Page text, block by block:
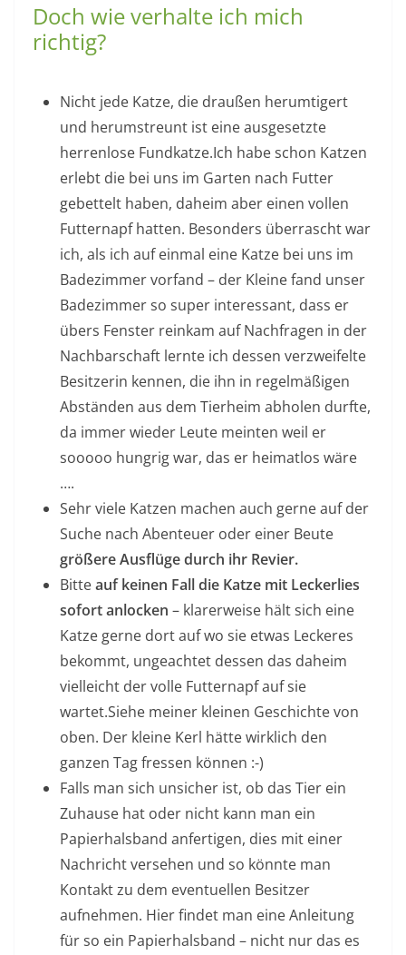
Doch wie verhalte ich mich
richtig?
Nicht jede Katze, die draußen herumtigert
und herumstreunt ist eine ausgesetzte
herrenlose Fundkatze.Ich habe schon Katzen
erlebt die bei uns im Garten nach Futter
gebettelt haben, daheim aber einen vollen
Futternapf hatten. Besonders überrascht war
ich, als ich auf einmal eine Katze bei uns im
Badezimmer vorfand – der Kleine fand unser
Badezimmer so super interessant, dass er
übers Fenster reinkam auf Nachfragen in der
Nachbarschaft lernte ich dessen verzweifelte
Besitzerin kennen, die ihn in regelmäßigen
Abständen aus dem Tierheim abholen durfte,
da immer wieder Leute meinten weil er
sooooo hungrig war, das er heimatlos wäre
….
Sehr viele Katzen machen auch gerne auf der
Suche nach Abenteuer oder einer Beute
größere Ausflüge durch ihr Revier.
Bitteauf keinen Fall die Katze mit Leckerlies
sofort anlocken – klarerweise hält sich eine
Katze gerne dort auf wo sie etwas Leckeres
bekommt, ungeachtet dessen das daheim
vielleicht der volle Futternapf auf sie
wartet.Siehe meiner kleinen Geschichte von
oben. Der kleine Kerl hätte wirklich den
ganzen Tag fressen können :-)
Falls man sich unsicher ist, ob das Tier ein
Zuhause hat oder nicht kann man ein
Papierhalsband anfertigen, dies mit einer
Nachricht versehen und so könnte man
Kontakt zu dem eventuellen Besitzer
aufnehmen. Hier findet man eine Anleitung
für so ein Papierhalsband – nicht nur das es